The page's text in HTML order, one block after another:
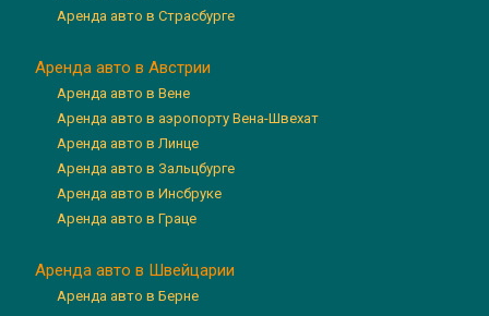
Аренда авто в Страсбурге
Аренда авто в Австрии
Аренда авто в Вене
Аренда авто в аэропорту Вена-Швехат
Аренда авто в Линце
Аренда авто в Зальцбурге
Аренда авто в Инсбруке
Аренда авто в Граце
Аренда авто в Швейцарии
Аренда авто в Берне